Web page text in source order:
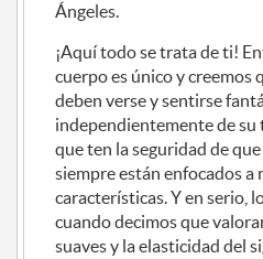
Ángeles.
¡Aquí todo se trata de ti!
cuerpo es único y creemos
deben verse y sentirse
independientemente de su
que ten la seguridad de
siempre están enfocados a
características. Y en serio,
cuando decimos que
suaves y la elasticidad del